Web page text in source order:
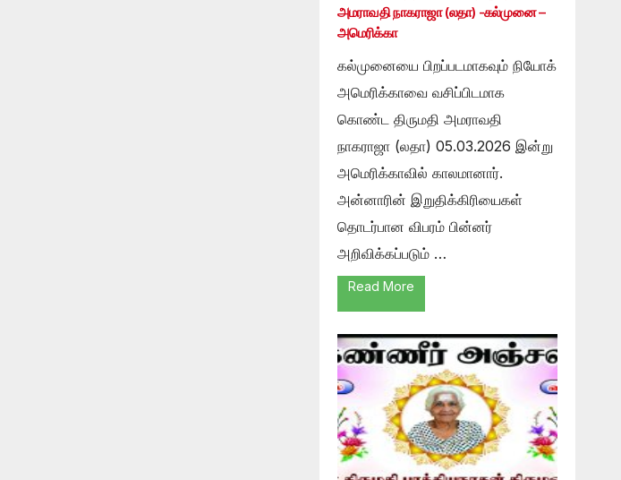
அமராவதி நாகராஜா (லதா) -கல்முனை –
அமெரிக்கா
கல்முனையை பிறப்படமாகவும் நியோக்
அமெரிக்காவை வசிப்பிடமாக
கொண்ட திருமதி அமராவதி
நாகராஜா (லதா) 05.03.2026 இன்று
அமெரிக்காவில் காலமானார்.
அன்னாரின் இறுதிக்கிரியைகள்
தொடர்பான விபரம் பின்னர்
அறிவிக்கப்படும் …
Read More